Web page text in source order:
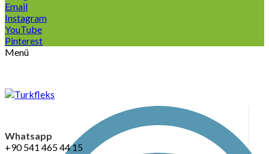
Email
Instagram
YouTube
Pinterest
Menü
Whatsapp
+90 541 465 44 15